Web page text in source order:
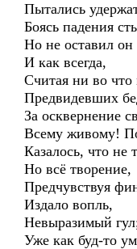
Пытались
Боясь падения
Но не оставил
И как всегда,
Считая ни во что
Предвидевших
За осквернение
Всему живому!
Казалось, что не
Но всё творение,
Предчувствуя
Издало вопль,
Невыразимый
Уже как буд-то